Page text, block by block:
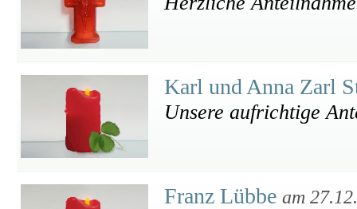
Karl und Anna Zarl
Unsere aufrichtige
Franz Lübbe am